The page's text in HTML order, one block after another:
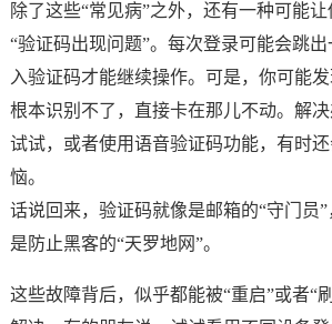
除了这些“常见病”之外，还有一种可能
“验证码出现问题”。每次登录可能会跳
入验证码才能继续操作。可是，你可能
根本识别不了，直接卡在那儿不动。解
试试，或者使用语音验证码功能，有时
恼。
话说回来，验证码就像是邮箱的“守门员
是防止黑客的“天罗地网”。
这些故障背后，似乎都能被“重启”或者“